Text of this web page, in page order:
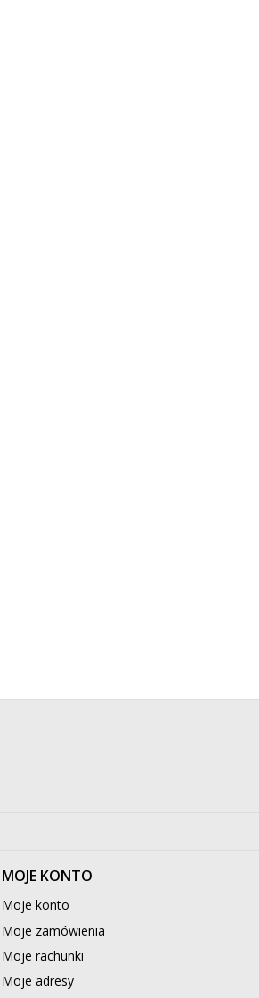
MOJE KONTO
Moje konto
Moje zamówienia
Moje rachunki
Moje adresy